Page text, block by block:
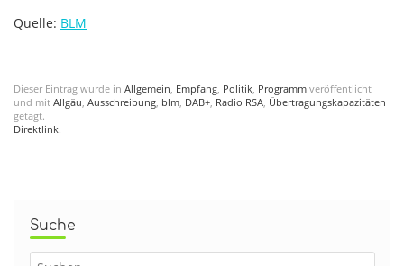
Quelle: BLM
Dieser Eintrag wurde in Allgemein, Empfang, Politik, Programm veröffentlicht
und mit Allgäu, Ausschreibung, blm, DAB+, Radio RSA, Übertragungskapazitäten
getagt.
Direktlink.
Suche